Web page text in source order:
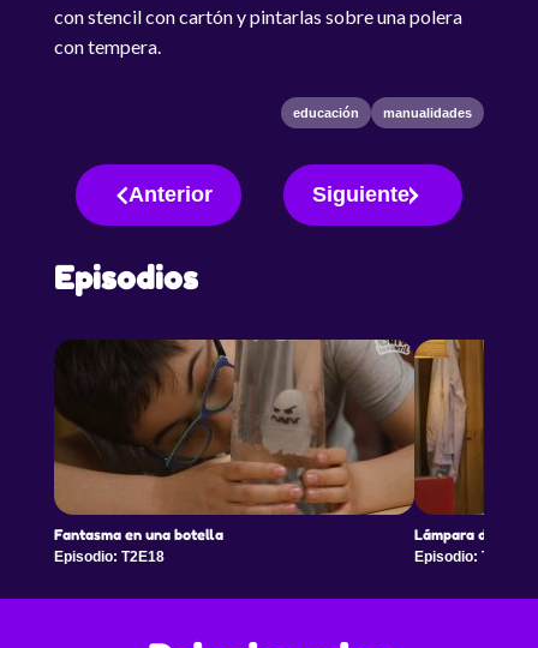
con stencil con cartón y pintarlas sobre una polera
con tempera.
educación manualidades
Anterior Siguiente
Episodios
Fantasma en una botella
Episodio: T2E18
Lámpara de rollos
Episodio: T2E19